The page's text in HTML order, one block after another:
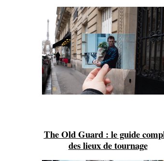
The Old Guard : le guide
des lieux de tournage